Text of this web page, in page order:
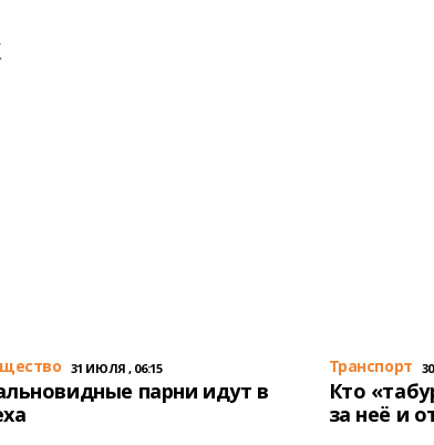
31 ИЮЛЯ , 06:15
парни идут в
Транспорт
Кто
за неё и